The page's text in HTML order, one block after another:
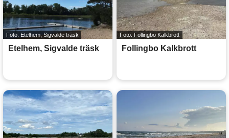
Foto: Etelhem, Sigvalde träsk
Etelhem, Sigvalde träsk
Foto: Follingbo Kalkbrott
Follingbo Kalkbrott